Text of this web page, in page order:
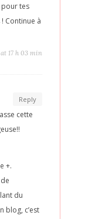
tes
Continue à
17 h 03 min
Reply
cette
+.
du
blog, c’est